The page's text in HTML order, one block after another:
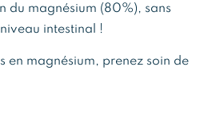
du magnésium (80%), sans
intestinal !
en magnésium, prenez soin de